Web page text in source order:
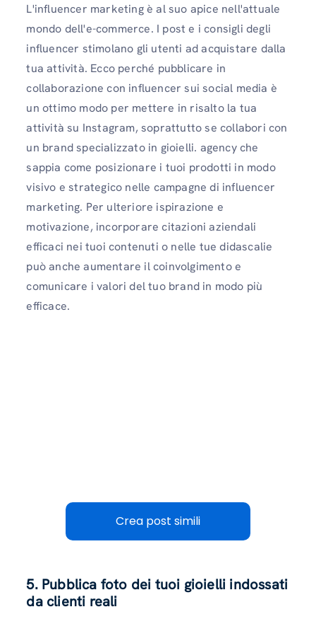
L'influencer marketing è al suo apice nell'attuale
mondo dell'e-commerce. I post e i consigli degli
influencer stimolano gli utenti ad acquistare dalla
tua attività. Ecco perché pubblicare in
collaborazione con influencer sui social media è
un ottimo modo per mettere in risalto la tua
attività su Instagram, soprattutto se collabori con
un brand specializzato in gioielli. agency che
sappia come posizionare i tuoi prodotti in modo
visivo e strategico nelle campagne di influencer
marketing. Per ulteriore ispirazione e
motivazione, incorporare citazioni aziendali
efficaci nei tuoi contenuti o nelle tue didascalie
può anche aumentare il coinvolgimento e
comunicare i valori del tuo brand in modo più
efficace.
Crea post simili
5. Pubblica foto dei tuoi gioielli indossati
da clienti reali